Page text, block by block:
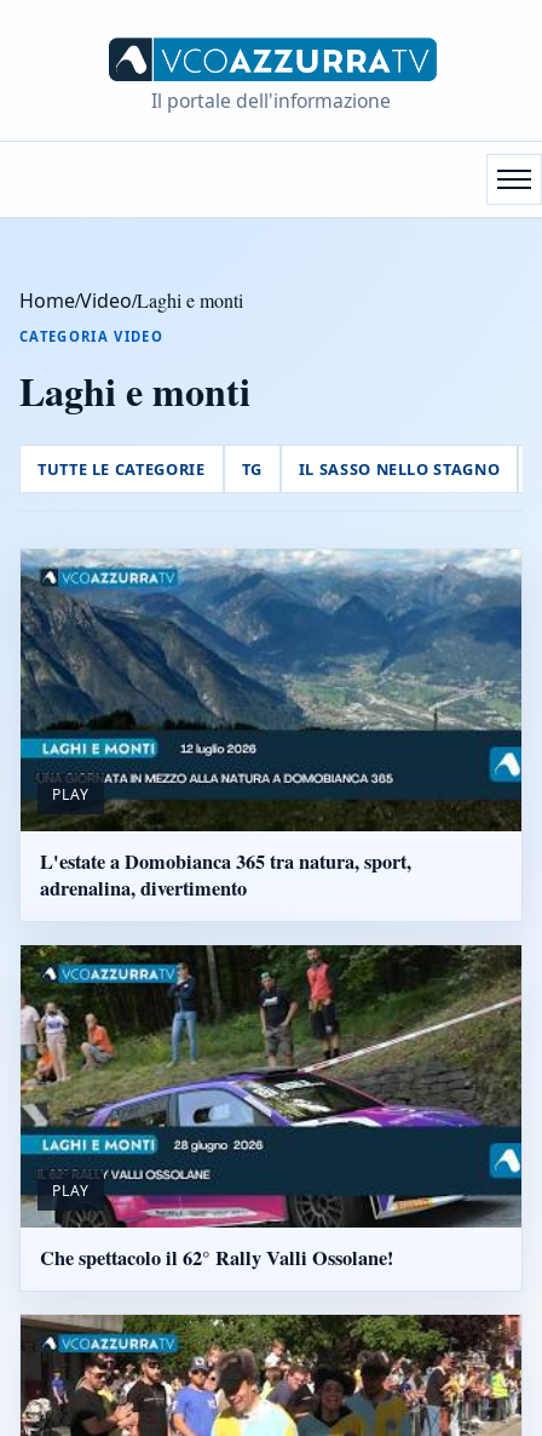
Il portale dell'informazione
Home/Video/Laghi e monti
CATEGORIA VIDEO
Laghi e monti
TUTTE LE CATEGORIE TG IL SASSO NELLO STAGNO
PLAY
L'estate a Domobianca 365 tra natura, sport,
adrenalina, divertimento
PLAY
Che spettacolo il 62° Rally Valli Ossolane!